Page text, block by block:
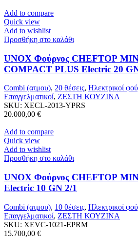
Add to compare
Quick view
Add to wishlist
Προσθήκη στο καλάθι
UNOX Φούρνος CHEFTOP
COMPACT PLUS Electric 20
Combi (ατμου), 20 θέσεις, Ηλεκτρικοί
Επαγγελματικοί, ΖΕΣΤΗ ΚΟΥΖΙΝΑ
SKU: XECL-2013-YPRS
20.000,00 €
Add to compare
Quick view
Add to wishlist
Προσθήκη στο καλάθι
UNOX Φούρνος CHEFTOP
Electric 10 GN 2/1
Combi (ατμου), 10 θέσεις, Ηλεκτρικοί
Επαγγελματικοί, ΖΕΣΤΗ ΚΟΥΖΙΝΑ
SKU: XEVC-1021-EPRM
15.700,00 €